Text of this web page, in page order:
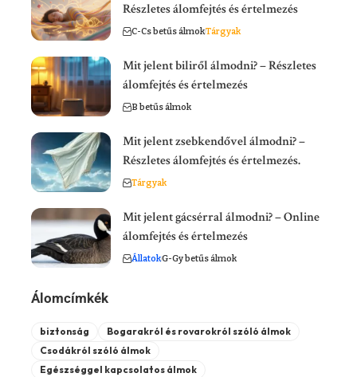
Részletes álomfejtés és értelmezés
C-Cs betűs álmokTárgyak
Mit jelent biliről álmodni? – Részletes
álomfejtés és értelmezés
B betűs álmok
Mit jelent zsebkendővel álmodni? –
Részletes álomfejtés és értelmezés.
Tárgyak
Mit jelent gácsérral álmodni? – Online
álomfejtés és értelmezés
ÁllatokG-Gy betűs álmok
Álomcímkék
biztonság
Bogarakról és rovarokról szóló álmok
Csodákról szóló álmok
Egészséggel kapcsolatos álmok